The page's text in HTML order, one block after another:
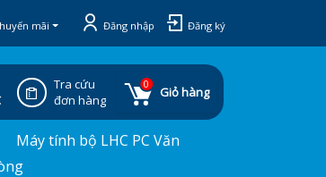
mãi Đăng nhập Đăng ký
Tra cứu
đơn hàng
0
Giỏ hàng
Máy tính bộ LHC PC Văn